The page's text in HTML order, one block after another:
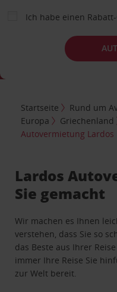
Ich habe einen
Startseite Rund um
Europa
Griechenland
Autovermietung Lardos
Lardos
Sie gemacht
Wir machen es Ihnen
verstehen, dass Sie so
das Beste aus Ihrer
immer Ihre Reise Sie
zur Welt bereit.